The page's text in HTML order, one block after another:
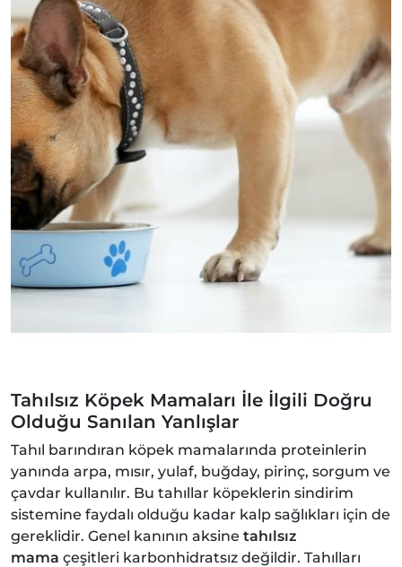
Tahılsız Köpek Mamaları İle İlgili Doğru
Olduğu Sanılan Yanlışlar
Tahıl barındıran köpek mamalarında proteinlerin
yanında arpa, mısır, yulaf, buğday, pirinç, sorgum ve
çavdar kullanılır. Bu tahıllar köpeklerin sindirim
sistemine faydalı olduğu kadar kalp sağlıkları için de
gereklidir. Genel kanının aksine tahılsız
mama çeşitleri karbonhidratsız değildir. Tahılları